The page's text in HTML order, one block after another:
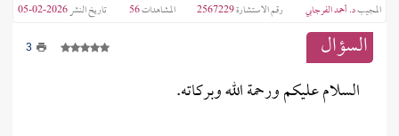
المجيبد. أحمد الفرجابي رقم الاستشارة2567229 المشاهدات56 تاريخ النشر2026-02-05
السؤال 3
السلام عليكم ورحمة الله وبركاته.